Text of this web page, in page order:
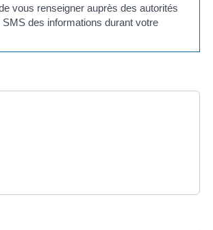
vous renseigner auprès des autorités
des informations durant votre